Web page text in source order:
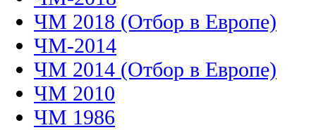
ЧМ 2018 (Отбор в Европе)
ЧМ-2014
ЧМ 2014 (Отбор в Европе)
ЧМ 2010
ЧМ 1986